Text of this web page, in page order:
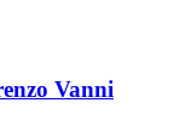
Vanni